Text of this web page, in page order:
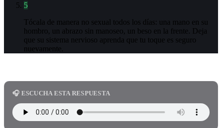
5
Tócala de manera no sexual todos los días: una mano en su
hombro, un abrazo sin manoseo, un beso en la frente. Deja
que su sistema nervioso aprenda que tu toque es seguro
nuevamente.
🎧 ESCUCHA ESTA RESPUESTA